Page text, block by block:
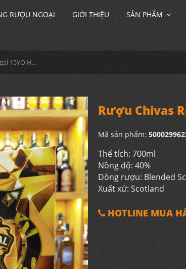
RƯỢU NGOẠI GIỚI THIỆU SẢN PHẨM
Rượu Chivas Regal 15YO Hộp Quà 2025
Rượu Chivas
Mã sản phẩm:
Thể tích: 700ml
Nồng độ: 40%
Dòng rượu: Blended
Xuất xứ: Scotland
HOTLINE MUA